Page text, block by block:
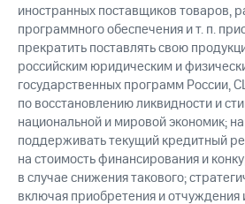
иностранных поставщиков товаров,
программного обеспечения и т. п.
прекратить поставлять свою
российским юридическим и
государственных программ России,
по восстановлению ликвидности и
национальной и мировой экономик;
поддерживать текущий кредитный
на стоимость финансирования и
в случае снижения такового;
включая приобретения и отчуждения